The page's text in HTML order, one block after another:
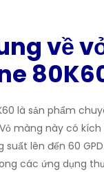
về
là sản phẩm
màng này có
lên đến 60
các ứng dụng